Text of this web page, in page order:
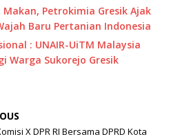
Makan, Petrokimia Gresik Ajak
Baru Pertanian Indonesia
: UNAIR-UiTM Malaysia
Warga Sukorejo Gresik
X DPR RI Bersama DPRD Kota